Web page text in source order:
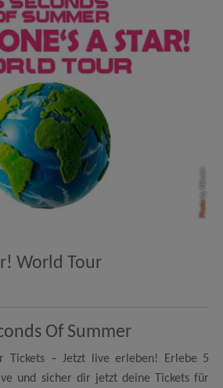
Photo
by Nikolai
World Tour
Of Summer
Tickets – Jetzt live erleben! Erlebe 5
und sicher dir jetzt deine Tickets für